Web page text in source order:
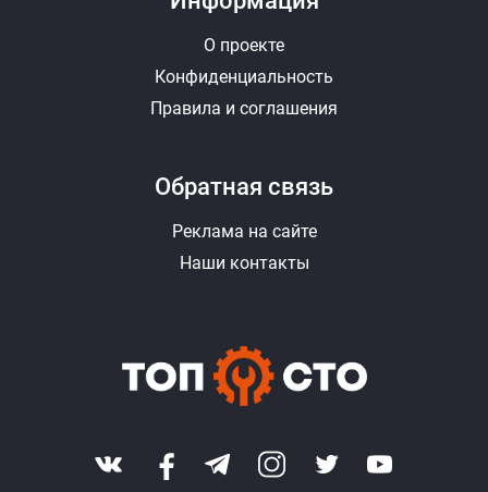
О проекте
Конфиденциальность
Правила и соглашения
Обратная связь
Реклама на сайте
Наши контакты